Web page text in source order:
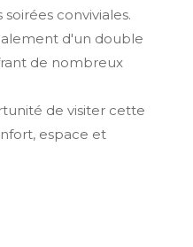
conviviales.
d'un double
de nombreux
de visiter cette
espace et